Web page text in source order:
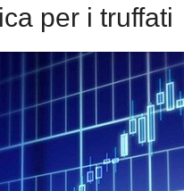
per i truffati